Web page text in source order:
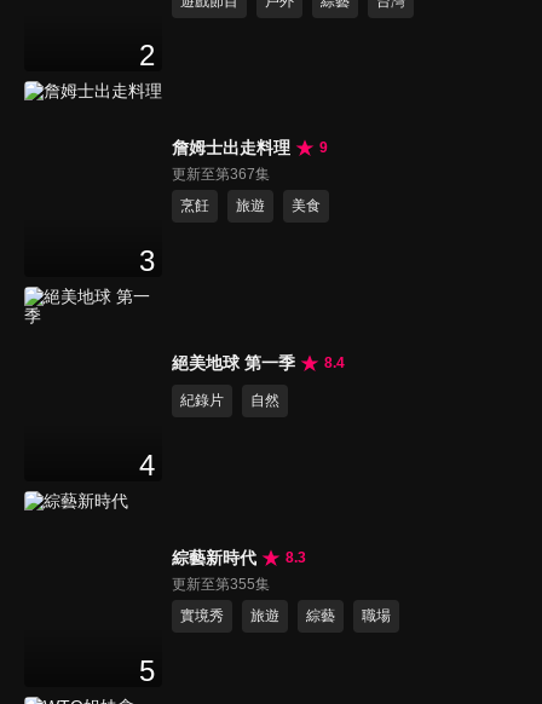
2
3
詹姆士出走料理
9
更新至第367集
烹飪
旅遊 美食
4
絕美地球 第一季 8.4
紀錄片 自然
5
綜藝新時代
8.3
更新至第355集
實境秀
旅遊 綜藝 職場